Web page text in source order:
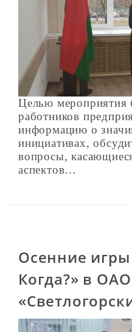
Целью мероприятия
работников
информацию о
инициативах,
вопросы,
аспектов…
Осенние игры
Когда?» в ОАО